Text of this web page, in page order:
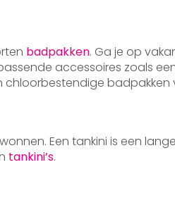
badpakken. Ga je op
accessoires zoals
chloorbestendige badpakken
Een tankini is een
tankini’s.